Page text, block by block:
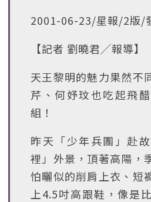
2001-06-23/星報/2版/
【記者 劉曉君╱報導】
天王黎明的魅力果然不
芹、何妤玟也吃起飛
組！
昨天「少年兵團」赴
裡」外景，頂著高陽，
怕曬似的削肩上衣、短
上4.5吋高跟鞋，像是